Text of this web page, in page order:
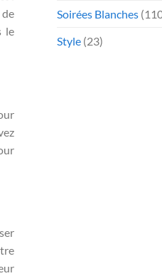
le
Soirées Blanches
Style (23)